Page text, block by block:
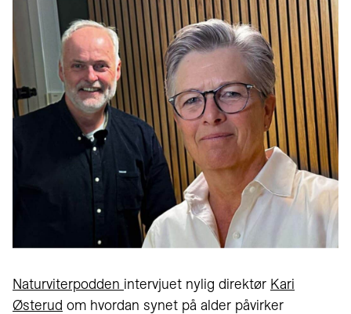
Naturviterpodden intervjuet nylig direktør Kari
Østerud om hvordan synet på alder påvirker